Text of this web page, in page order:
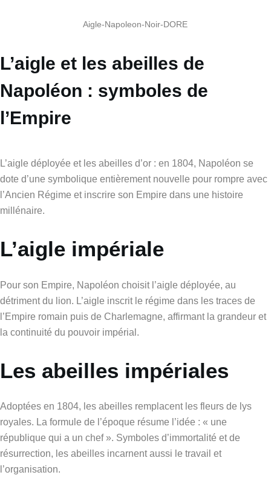
Aigle-Napoleon-Noir-DORE
L’aigle et les abeilles de
Napoléon : symboles de
l’Empire
L’aigle déployée et les abeilles d’or : en 1804, Napoléon se
dote d’une symbolique entièrement nouvelle pour rompre avec
l’Ancien Régime et inscrire son Empire dans une histoire
millénaire.
L’aigle impériale
Pour son Empire, Napoléon choisit l’aigle déployée, au
détriment du lion. L’aigle inscrit le régime dans les traces de
l’Empire romain puis de Charlemagne, affirmant la grandeur et
la continuité du pouvoir impérial.
Les abeilles impériales
Adoptées en 1804, les abeilles remplacent les fleurs de lys
royales. La formule de l’époque résume l’idée : « une
république qui a un chef ». Symboles d’immortalité et de
résurrection, les abeilles incarnent aussi le travail et
l’organisation.